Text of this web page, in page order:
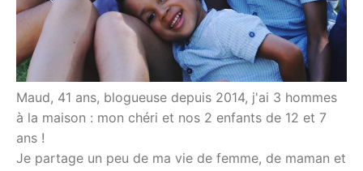
Maud, 41 ans, blogueuse depuis 2014, j'ai 3 hommes
à la maison : mon chéri et nos 2 enfants de 12 et 7
ans !
Je partage un peu de ma vie de femme, de maman et